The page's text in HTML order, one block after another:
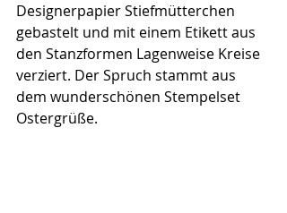
Designerpapier Stiefmütterchen
gebastelt und mit einem Etikett aus
den Stanzformen Lagenweise Kreise
verziert. Der Spruch stammt aus
dem wunderschönen Stempelset
Ostergrüße.